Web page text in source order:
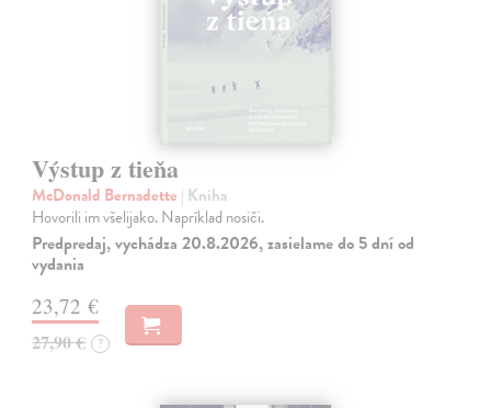
Výstup z tieňa
McDonald Bernadette | Kniha
Hovorili im všelijako. Napríklad nosiči.
Predpredaj, vychádza 20.8.2026, zasielame do 5 dní od
vydania
23,72 €
27,90 € ?